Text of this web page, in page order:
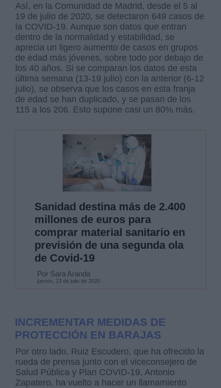
Así, en la Comunidad de Madrid, desde el 5 al
19 de julio de 2020, se detectaron 649 casos de
la COVID-19. Aunque son datos que entran
dentro de la normalidad y estabilidad, se
aprecia un ligero aumento de casos en grupos
de edad más jóvenes, sobre todo por debajo de
los 40 años. Si se comparan los datos de esta
última semana (13-19 julio) con la anterior (6-12
julio), se observa que los casos en esta franja
de edad se han duplicado, y se pasan de los
115 a los 206. Esto supone casi un 80% más.
Sanidad destina más de 2.400
millones de euros para
comprar material sanitario en
previsión de una segunda ola
de Covid-19
Por Sara Aranda
jueves, 23 de julio de 2020
INCREMENTAR MEDIDAS DE
PROTECCIÓN EN BARAJAS
Por otro lado, Ruiz Escudero, que ha ofrecido la
rueda de prensa junto con el viceconsejero de
Salud Pública y Plan COVID-19, Antonio
Zapatero, ha vuelto a hacer un llamamiento